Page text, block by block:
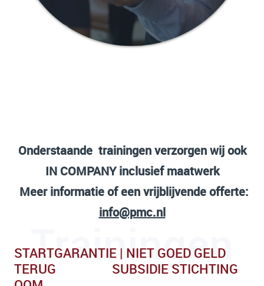
Onderstaande trainingen verzorgen wij ook
IN COMPANY inclusief maatwerk
Meer informatie of een vrijblijvende offerte:
info@pmc.nl
Trainingen
STARTGARANTIE | NIET GOED GELD
TERUG SUBSIDIE STICHTING